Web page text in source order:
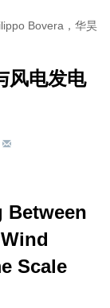
Bovera，华昊
风电发电
Between
Scale